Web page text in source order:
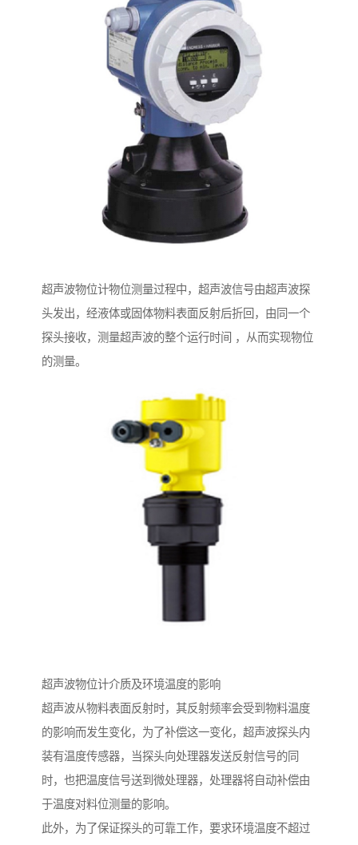
超声波物位计物位测量过程中，超声波信号由超声波探
头发出，经液体或固体物料表面反射后折回，由同一个
探头接收，测量超声波的整个运行时间 ，从而实现物位
的测量。
超声波物位计介质及环境温度的影响
超声波从物料表面反射时，其反射频率会受到物料温度
的影响而发生变化，为了补偿这一变化，超声波探头内
装有温度传感器，当探头向处理器发送反射信号的同
时，也把温度信号送到微处理器，处理器将自动补偿由
于温度对料位测量的影响。
此外，为了保证探头的可靠工作，要求环境温度不超过